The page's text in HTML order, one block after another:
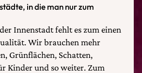
in die man nur zum
Innenstadt fehlt es zum einen
Wir brauchen mehr
Grünflächen, Schatten,
Kinder und so weiter. Zum